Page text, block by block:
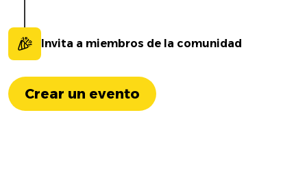
Invita a miembros de la comunidad
Crear un evento